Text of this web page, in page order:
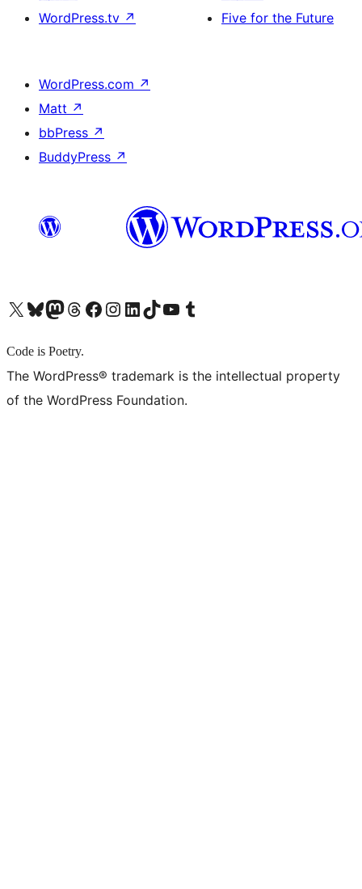
WordPress.tv ↗
Five for the Future
WordPress.com ↗
Matt ↗
bbPress ↗
BuddyPress ↗
X (旧 Twitter) アカウントへBluesky アカウントへMastodon アカウントへThreads アカウントへ Facebook ページへInstagram アカウントへ LinkedIn アカウントへTikTok アカウントへYouTube チャンネルへ Tumblr アカウントへ
Code is Poetry.
The WordPress® trademark is the intellectual property
of the WordPress Foundation.